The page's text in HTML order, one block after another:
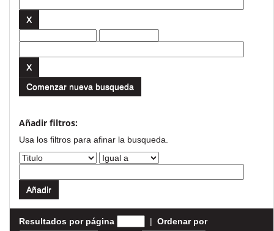
Comenzar nueva busqueda
Añadir filtros:
Usa los filtros para afinar la busqueda.
Resultados por página | Ordenar por